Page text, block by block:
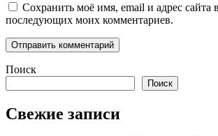
Сохранить моё имя, email и адрес сайта
последующих моих комментариев.
Поиск
Поиск
Свежие записи